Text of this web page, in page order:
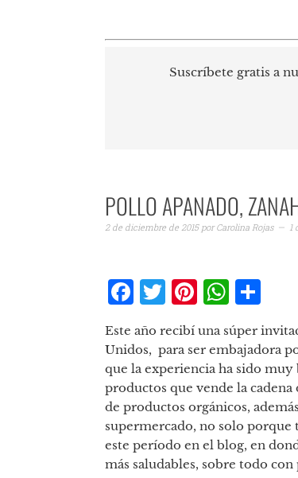
Suscríbete gratis a
POLLO APANADO,
2 de diciembre de 2015porCarolina Rojas 1
Facebook
Twitter
Pinterest
Este año recibí una súper
Unidos, para ser embajadora
que la experiencia ha sido
productos que vende la
de productos orgánicos,
supermercado, no solo porque
este período en el blog, en
más saludables, sobre todo